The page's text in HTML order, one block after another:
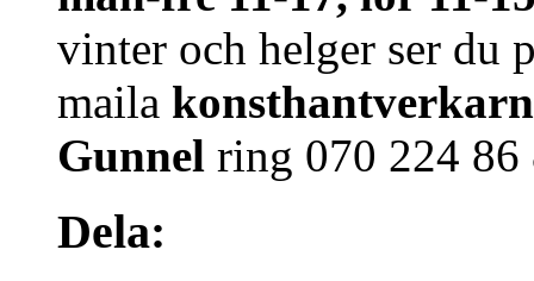
vinter och helger ser du
maila
Gunnel ring 070 224 86
Dela: